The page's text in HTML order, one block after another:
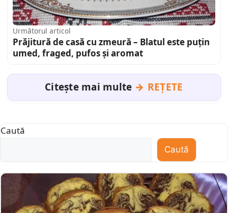
Următorul articol
Prăjitură de casă cu zmeură – Blatul este puțin
umed, fraged, pufos și aromat
Citește mai multe REȚETE
Caută
Caută